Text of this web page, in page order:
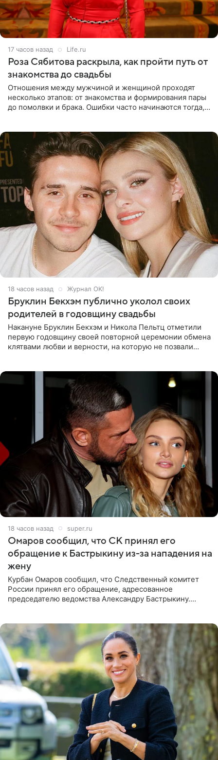
17 часов назад Life.ru
Роза Сябитова раскрыла, как пройти путь от
знакомства до свадьбы
Отношения между мужчиной и женщиной проходят
несколько этапов: от знакомства и формирования пары
до помолвки и брака. Ошибки часто начинаются тогда,
18 часов назад Журнал OK!
Бруклин Бекхэм публично уколол своих
родителей в годовщину свадьбы
Накануне Бруклин Бекхэм и Никола Пельтц отметили
первую годовщину своей повторной церемонии обмена
клятвами любви и верности, на которую не позвали
18 часов назад super.ru
Омаров сообщил, что СК принял его
обращение к Бастрыкину из-за нападения на
жену
Курбан Омаров сообщил, что Следственный комитет
России принял его обращение, адресованное
председателю ведомства Александру Бастрыкину.